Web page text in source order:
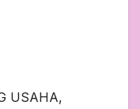
USAHA,